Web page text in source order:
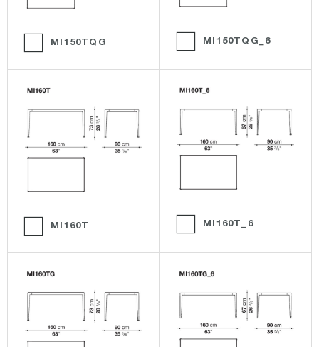
MI150TQG MI150TQG_6
MI160T MI160T_6